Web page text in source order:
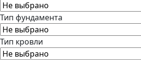
Тип фундамента
Тип кровли